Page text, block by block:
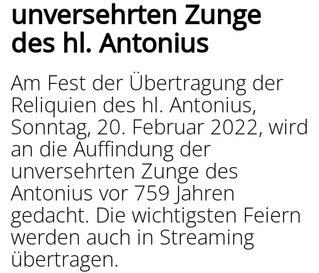
unversehrten Zunge
des hl. Antonius
Am Fest der Übertragung der
Reliquien des hl. Antonius,
Sonntag, 20. Februar 2022, wird
an die Auffindung der
unversehrten Zunge des
Antonius vor 759 Jahren
gedacht. Die wichtigsten Feiern
werden auch in Streaming
übertragen.